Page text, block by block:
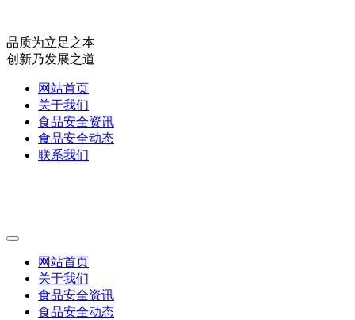
品质为立足之本
创新乃发展之道
网站首页
关于我们
食品安全资讯
食品安全动态
联系我们
网站首页
关于我们
食品安全资讯
食品安全动态